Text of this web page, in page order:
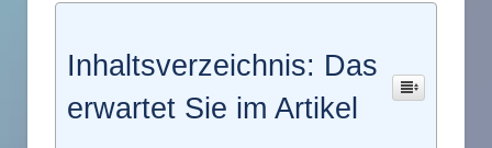
Inhaltsverzeichnis: Das
erwartet Sie im Artikel